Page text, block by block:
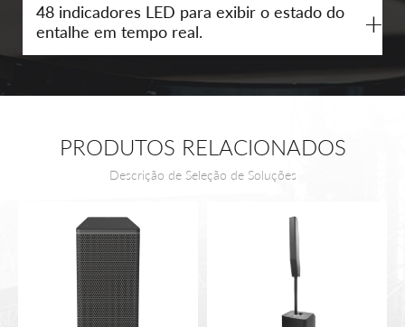
48 indicadores LED para exibir o estado do
entalhe em tempo real.
+
PRODUTOS RELACIONADOS
Descrição de Seleção de Soluções